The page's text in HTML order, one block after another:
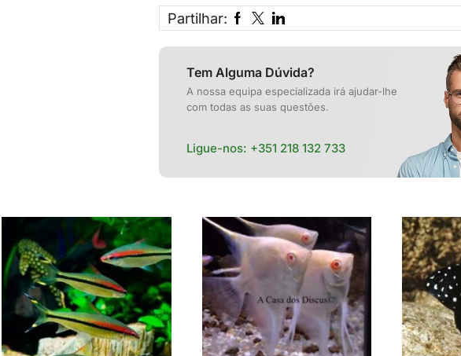
Partilhar:
Tem Alguma Dúvida?
A nossa equipa especializada irá ajudar-lhe
com todas as suas questões.
Ligue-nos: +351 218 132 733